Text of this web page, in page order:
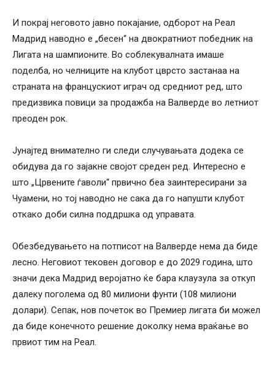
И покрај неговото јавно покајание, одборот на Реал
Мадрид наводно е „бесен“ на двократниот победник на
Лигата на шампионите. Во соблекувалната имаше
поделба, но челниците на клубот цврсто застанаа на
страната на францускиот играч од средниот ред, што
предизвика повици за продажба на Валверде во летниот
преоден рок.
Јунајтед внимателно ги следи случувањата додека се
обидува да го зајакне својот среден ред. Интересно е
што „Црвените ѓаволи“ првично беа заинтересирани за
Чуамени, но тој наводно не сака да го напушти клубот
откако доби силна поддршка од управата.
Обезбедувањето на потписот на Валверде нема да биде
лесно. Неговиот тековен договор е до 2029 година, што
значи дека Мадрид веројатно ќе бара клаузула за откуп
далеку поголема од 80 милиони фунти (108 милиони
долари). Сепак, нов почеток во Премиер лигата би можел
да биде конечното решение доколку нема враќање во
првиот тим на Реал.